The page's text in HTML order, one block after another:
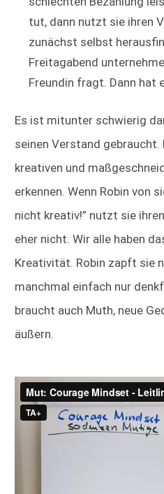
tut, dann nutzt sie ihren
zunächst selbst
Freitagabend
Freundin fragt. Dann hat
Es ist mitunter schwierig
seinen Verstand gebraucht.
kreativen und
erkennen. Wenn Robin von
nicht kreativ!” nutzt sie
eher nicht. Wir alle haben
Kreativität. Robin zapft sie
manchmal einfach nur
braucht auch Muth, neue
äußern.